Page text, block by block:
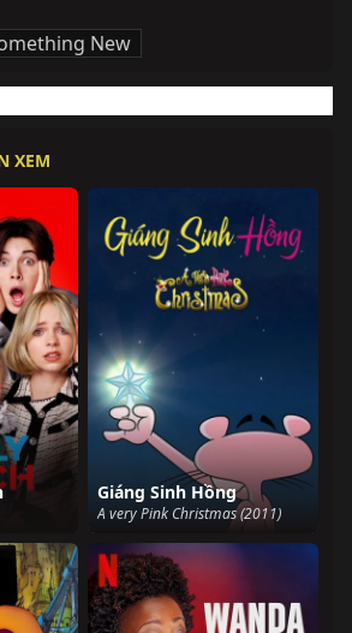
New
XEM
Giáng Sinh Hồng
A very Pink Christmas (2011)